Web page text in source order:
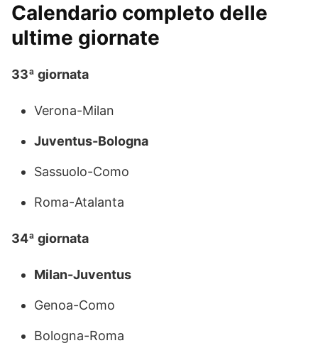
Calendario completo delle
ultime giornate
33ª giornata
Verona-Milan
Juventus-Bologna
Sassuolo-Como
Roma-Atalanta
34ª giornata
Milan-Juventus
Genoa-Como
Bologna-Roma